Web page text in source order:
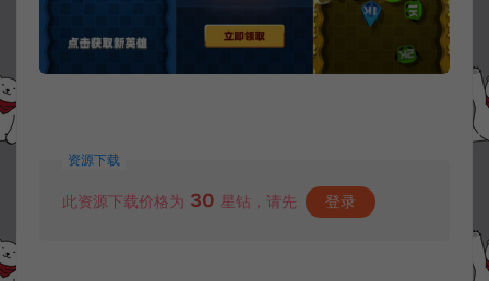
资源下载
此资源下载价格为 30 星钻，请先 登录